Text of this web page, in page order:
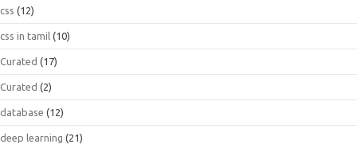
css (12)
css in tamil (10)
Curated (17)
Curated (2)
database (12)
deep learning (21)